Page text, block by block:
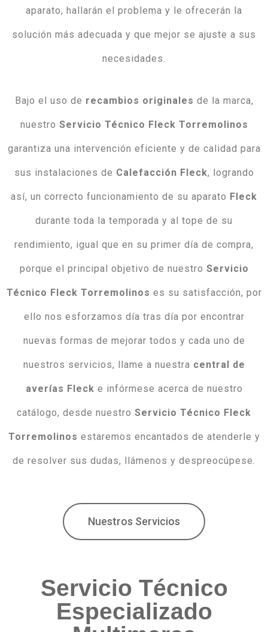
aparato, hallarán el problema y le ofrecerán la
solución más adecuada y que mejor se ajuste a sus
necesidades.
Bajo el uso de recambios originales de la marca,
nuestro Servicio Técnico Fleck Torremolinos
garantiza una intervención eficiente y de calidad para
sus instalaciones de Calefacción Fleck, logrando
así, un correcto funcionamiento de su aparato Fleck
durante toda la temporada y al tope de su
rendimiento, igual que en su primer día de compra,
porque el principal objetivo de nuestro Servicio
Técnico Fleck Torremolinos es su satisfacción, por
ello nos esforzamos día tras día por encontrar
nuevas formas de mejorar todos y cada uno de
nuestros servicios, llame a nuestra central de
averías Fleck e infórmese acerca de nuestro
catálogo, desde nuestro Servicio Técnico Fleck
Torremolinos estaremos encantados de atenderle y
de resolver sus dudas, llámenos y despreocúpese.
Nuestros Servicios
Servicio Técnico
Especializado